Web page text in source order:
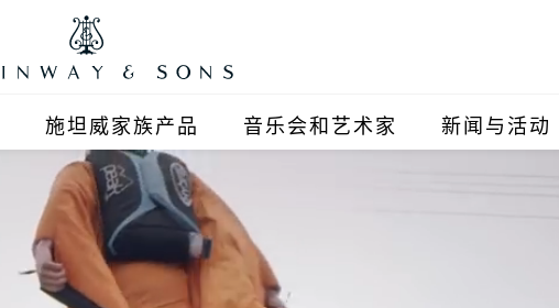
施坦威家族产品
施坦威钢琴
波士顿钢琴
郎朗钢琴
音乐会和艺术家 新闻与活动